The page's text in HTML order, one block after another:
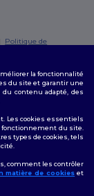
Politique de
la fonctionnalité
du site et garantir une
contenu adapté, des
Les cookies essentiels
fonctionnement du site.
types de cookies, tels
comment les contrôler
matière de cookies et